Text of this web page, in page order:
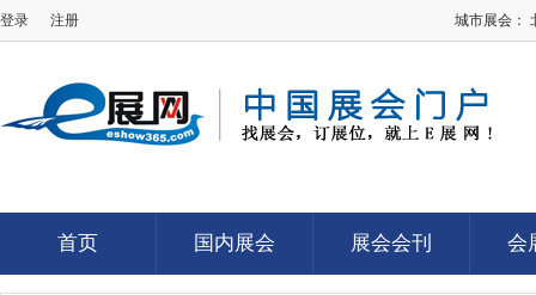
登录 注册 城市展会：
首页 国内展会 展会会刊 会